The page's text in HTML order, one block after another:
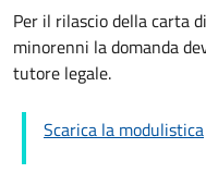
Per il rilascio della carta
minorenni la domanda
tutore legale.
Scarica la modulistica